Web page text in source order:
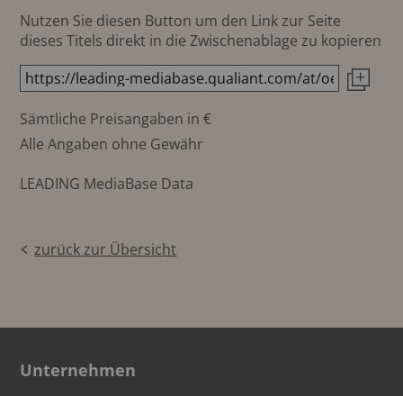
Nutzen Sie diesen Button um den Link zur Seite
dieses Titels direkt in die Zwischenablage zu kopieren
Sämtliche Preisangaben in €
Alle Angaben ohne Gewähr
LEADING MediaBase Data
zurück zur Übersicht
Unternehmen